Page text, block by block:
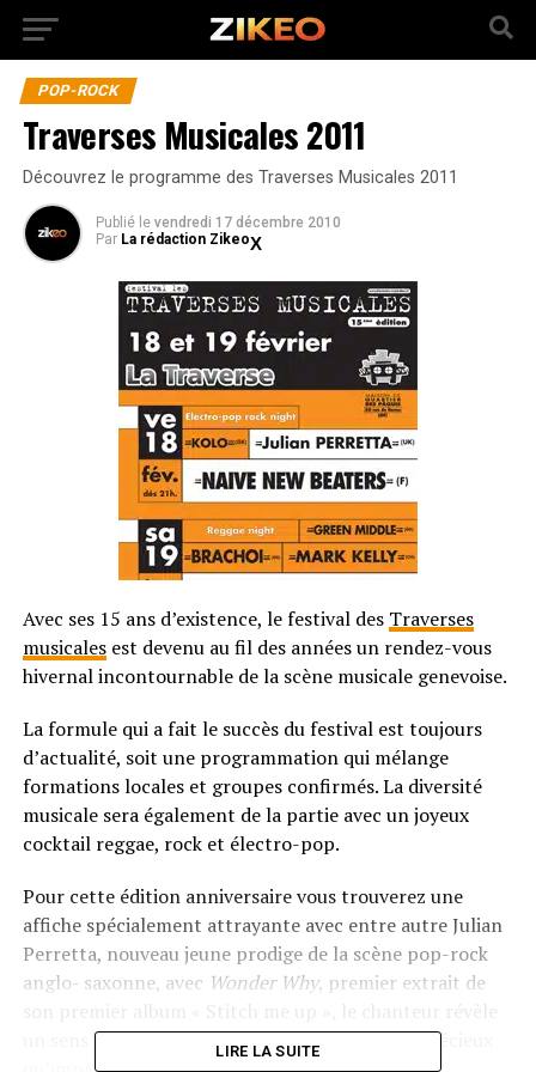
POP-ROCK
Traverses Musicales 2011
Découvrez le programme des Traverses Musicales 2011
Publié le vendredi 17 décembre 2010
Par La rédaction Zikeo
Avec ses 15 ans d’existence, le festival des Traverses
musicalesest devenu au fil des années un rendez-vous
hivernal incontournable de la scène musicale genevoise.
La formule qui a fait le succès du festival est toujours
d’actualité, soit une programmation qui mélange
formations locales et groupes confirmés. La diversité
musicale sera également de la partie avec un joyeux
cocktail reggae, rock et électro-pop.
Pour cette édition anniversaire vous trouverez une
affiche spécialement attrayante avec entre autre Julian
Perretta, nouveau jeune prodige de la scène pop-rock
anglo- saxonne, avec Wonder Why, premier extrait de
un sens mélodique et des arrangements aussi précieux
LIRE LA SUITE